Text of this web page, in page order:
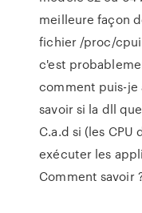
meilleure façon
fichier /proc/
c'est
comment puis-je
savoir si la dll
C.a.d si (les
exécuter les
Comment savoir